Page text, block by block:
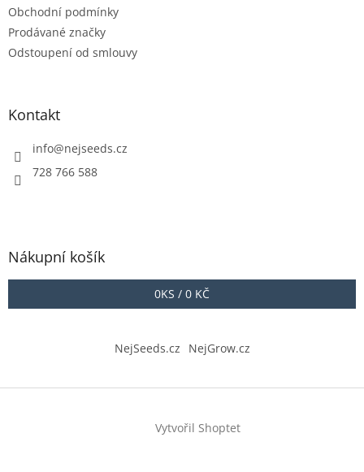
Obchodní podmínky
Prodávané značky
Odstoupení od smlouvy
Kontakt
info@nejseeds.cz
728 766 588
Nákupní košík
0KS / 0 KČ
NejSeeds.cz NejGrow.cz
Vytvořil Shoptet